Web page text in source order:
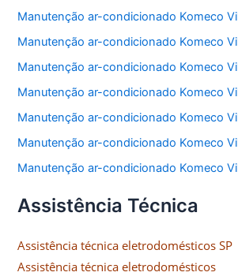
Manutenção ar-condicionado Komeco
Manutenção ar-condicionado Komeco
Manutenção ar-condicionado Komeco
Manutenção ar-condicionado Komeco
Manutenção ar-condicionado Komeco
Manutenção ar-condicionado Komeco
Manutenção ar-condicionado Komeco
Assistência Técnica
Assistência técnica eletrodomésticos SP
Assistência técnica eletrodomésticos